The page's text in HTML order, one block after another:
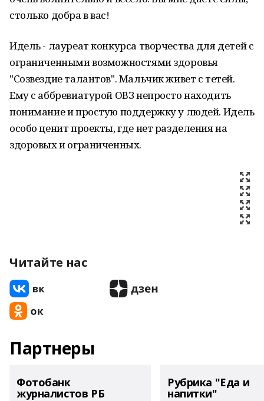
столько добра в вас!
Идель - лауреат конкурса творчества для детей с
ограниченными возможностями здоровья
"Созвездие талантов". Мальчик живет с тетей.
Ему с аббревиатурой ОВЗ непросто находить
понимание и простую поддержку у людей. Идель
особо ценит проекты, где нет разделения на
здоровых и ограниченных.
Читайте нас
Партнеры
Фотобанк
журналистов РБ
Рубрика "Еда и
напитки"